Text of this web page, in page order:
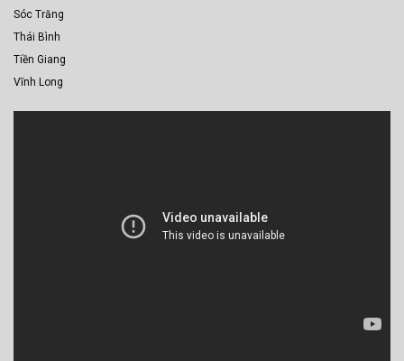
Sóc Trăng
Thái Bình
Tiền Giang
Vĩnh Long